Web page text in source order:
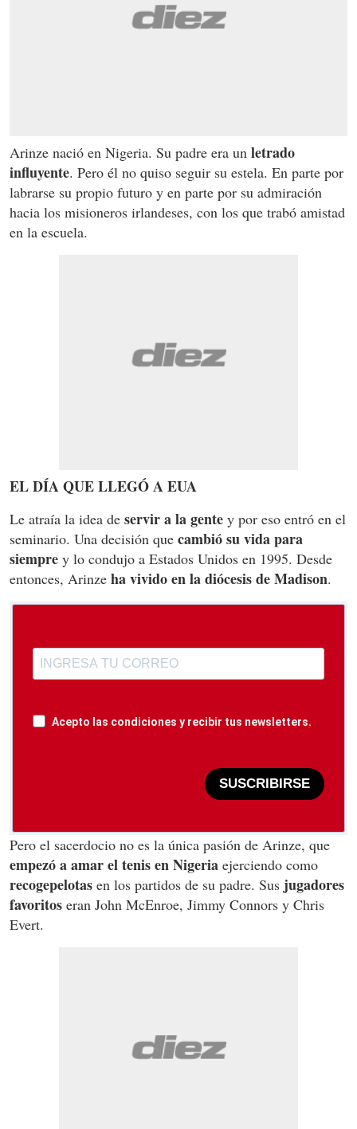
Arinze nació en Nigeria. Su padre era un letrado
influyente. Pero él no quiso seguir su estela. En parte por
labrarse su propio futuro y en parte por su admiración
hacia los misioneros irlandeses, con los que trabó amistad
en la escuela.
EL DÍA QUE LLEGÓ A EUA
Le atraía la idea de servir a la gente y por eso entró en el
seminario. Una decisión que cambió su vida para
siempre y lo condujo a Estados Unidos en 1995. Desde
entonces, Arinze ha vivido en la diócesis de Madison.
Acepto las condiciones y recibir tus newsletters.
SUSCRIBIRSE
Pero el sacerdocio no es la única pasión de Arinze, que
empezó a amar el tenis en Nigeria ejerciendo como
recogepelotas en los partidos de su padre. Sus jugadores
favoritos eran John McEnroe, Jimmy Connors y Chris
Evert.